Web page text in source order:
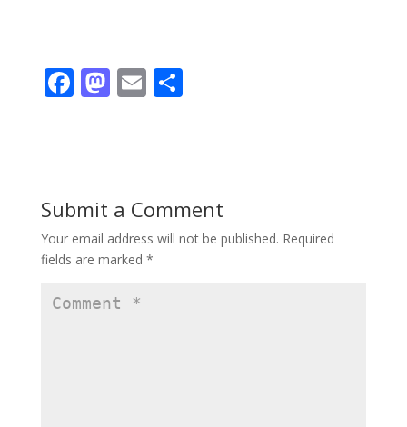
F
o
o
k
M
o
n
E S
Submit a Comment
Your email address will not be published. Required
fields are marked *